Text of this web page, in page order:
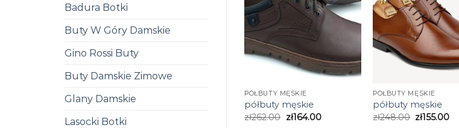
Badura Botki
Buty W Góry Damskie
Gino Rossi Buty
Buty Damskie Zimowe
Glany Damskie
Lasocki Botki
PÓŁBUTY MĘSKIE
półbuty męskie
zł262.00 zł164.00
PÓŁBUTY MĘSKIE
półbuty męskie
zł248.00 zł155.00